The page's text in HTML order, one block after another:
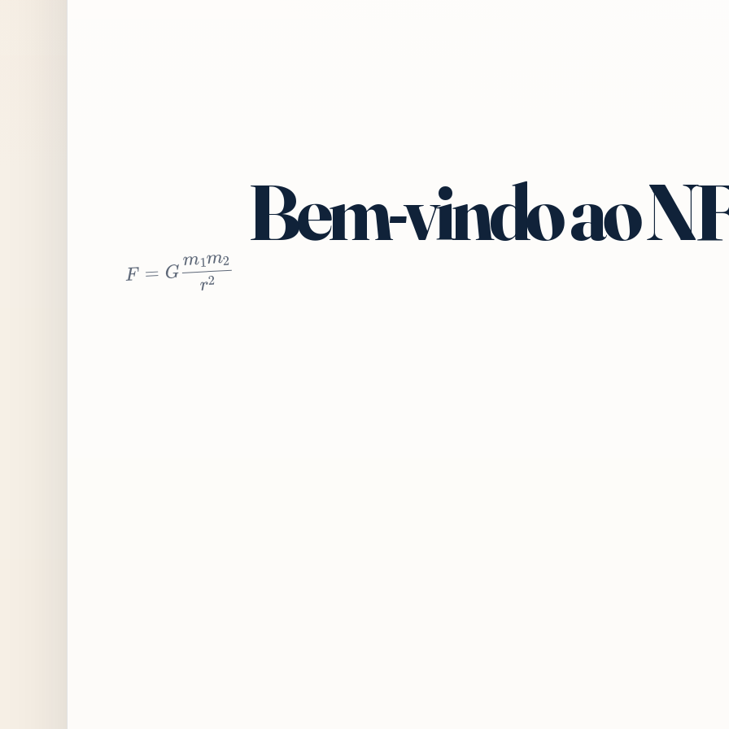
m1m2r2 Bem-vindo ao